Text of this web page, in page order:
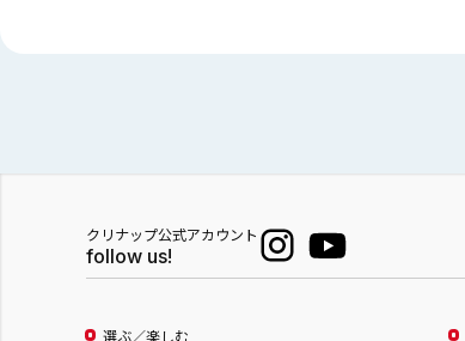
クリナップ公式アカウント
follow us!
選ぶ／楽しむ